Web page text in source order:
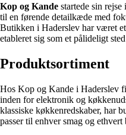
Kop og Kande startede sin
til en førende detailkæde med
Butikken i Haderslev har været
etableret sig som et pålideligt
Produktsortiment
Hos Kop og Kande i Haderslev
inden for elektronik og
klassiske køkkenredskaber, har
passer til enhver smag og ethvert